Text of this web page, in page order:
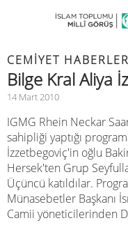
CEMIYET
Bilge Kral Aliya
14 Mart 2010
IGMG Rhein Neckar
sahipliği yaptığı
İzzetbegoviç'in oğlu
Hersek'ten Grup
Üçüncü katıldılar.
Münasebetler Başkanı
Camii yöneticilerinden